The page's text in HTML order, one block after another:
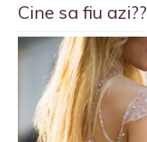
Cine sa fiu azi??